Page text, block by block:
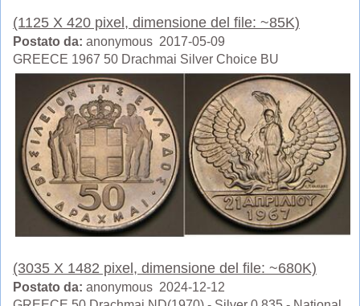
(1125 X 420 pixel, dimensione del file: ~85K)
Postato da: anonymous 2017-05-09
GREECE 1967 50 Drachmai Silver Choice BU
(3035 X 1482 pixel, dimensione del file: ~680K)
Postato da: anonymous 2024-12-12